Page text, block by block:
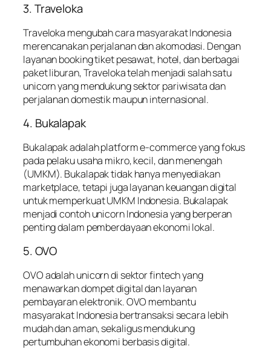
3. Traveloka
Traveloka mengubah cara masyarakat Indonesia
merencanakan perjalanan dan akomodasi. Dengan
layanan booking tiket pesawat, hotel, dan berbagai
paket liburan, Traveloka telah menjadi salah satu
unicorn yang mendukung sektor pariwisata dan
perjalanan domestik maupun internasional.
4. Bukalapak
Bukalapak adalah platform e-commerce yang fokus
pada pelaku usaha mikro, kecil, dan menengah
(UMKM). Bukalapak tidak hanya menyediakan
marketplace, tetapi juga layanan keuangan digital
untuk memperkuat UMKM Indonesia. Bukalapak
menjadi contoh unicorn Indonesia yang berperan
penting dalam pemberdayaan ekonomi lokal.
5. OVO
OVO adalah unicorn di sektor fintech yang
menawarkan dompet digital dan layanan
pembayaran elektronik. OVO membantu
masyarakat Indonesia bertransaksi secara lebih
mudah dan aman, sekaligus mendukung
pertumbuhan ekonomi berbasis digital.